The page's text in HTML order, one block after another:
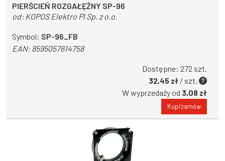
PIERŚCIEŃ ROZGAŁĘŹNY SP-96
od: KOPOS Elektro Pl Sp. z o.o.
Symbol: SP-96_FB
EAN:8595057614758
Dostępne: 272 szt.
32,45 zł / szt.
W wyprzedaży od 3,08 zł
Kup/zamów